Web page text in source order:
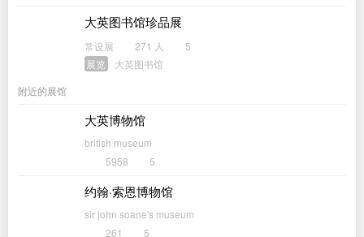
大英图书馆珍品展
常设展 271 人
5
展览
大英图书馆
附近的展馆
大英博物馆
british museum
5958
5
约翰·索恩博物馆
sir john soane's museum
261
5